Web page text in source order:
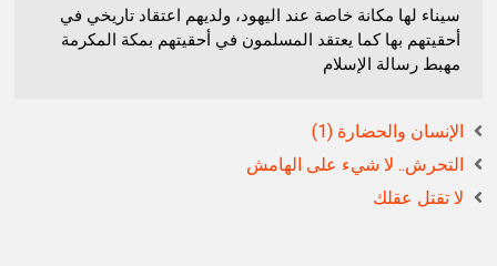
سيناء لها مكانة خاصة عند اليهود، ولديهم اعتقاد تاريخي في
أحقيتهم بها كما يعتقد المسلمون في أحقيتهم بمكة المكرمة
مهبط رسالة الإسلام
الإنسان والحضارة (1)
التحرش.. لا شيء على الهامش
لا تقتل عقلك